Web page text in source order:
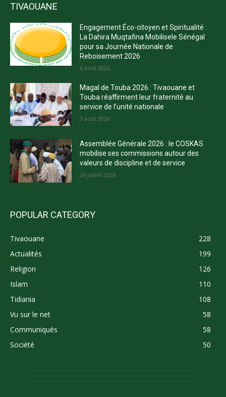
TIVAOUANE
Engagement Éco-citoyen et Spiritualité :
La Dahira Muqtafina Mobilisele Sénégal
pour sa Journée Nationale de
Reboisement 2026
6 août 2026
Magal de Touba 2026 : Tivaouane et
Touba réaffirment leur fraternité au
service de l’unité nationale
3 août 2026
Assemblée Générale 2026 : le COSKAS
mobilise ses commissions autour des
valeurs de discipline et de service
26 juillet 2026
POPULAR CATEGORY
Tivaouane
228
Actualités
199
Religion
126
Islam
110
Tidiania
108
Vu sur le net
58
Communiqués
58
Société
50